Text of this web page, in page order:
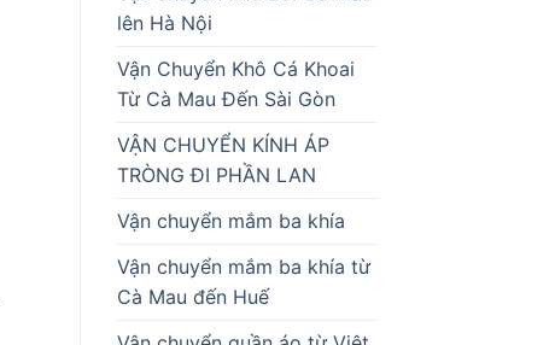
lên Hà Nội
Vận Chuyển Khô Cá Khoai
Từ Cà Mau Đến Sài Gòn
VẬN CHUYỂN KÍNH ÁP
TRÒNG ĐI PHẦN LAN
Vận chuyển mắm ba khía
Vận chuyển mắm ba khía từ
Cà Mau đến Huế